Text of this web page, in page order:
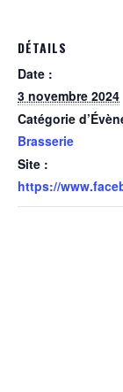
DÉTAILS
Date :
3 novembre 2024
Catégorie
Brasserie
Site :
https://